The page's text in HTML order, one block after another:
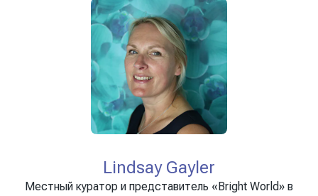
Lindsay Gayler
Местный куратор и представитель «Bright World» в